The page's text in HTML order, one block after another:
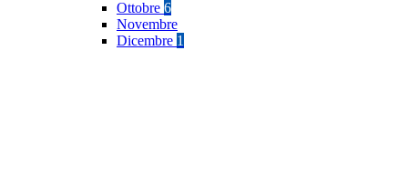
Ottobre 6
Novembre
Dicembre 1